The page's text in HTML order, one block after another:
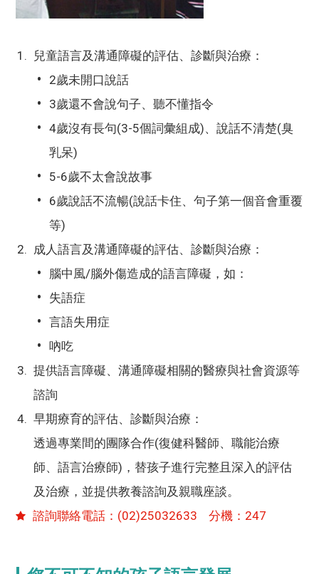
兒童語言及溝通障礙的評估、診斷與治療：
2歲未開口說話
3歲還不會說句子、聽不懂指令
4歲沒有長句(3-5個詞彙組成)、說話不清楚(臭
乳呆)
5-6歲不太會說故事
6歲說話不流暢(說話卡住、句子第一個音會重覆
等)
成人語言及溝通障礙的評估、診斷與治療：
腦中風/腦外傷造成的語言障礙，如：
失語症
言語失用症
吶吃
提供語言障礙、溝通障礙相關的醫療與社會資源等
諮詢
早期療育的評估、診斷與治療：
透過專業間的團隊合作(復健科醫師、職能治療
師、語言治療師)，替孩子進行完整且深入的評估
及治療，並提供教養諮詢及親職座談。
諮詢聯絡電話：(02)25032633 分機：247